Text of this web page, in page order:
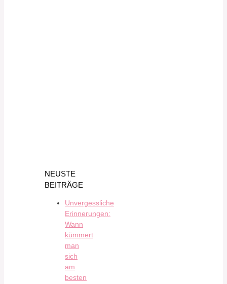
NEUSTE
BEITRÄGE
Unvergessliche
Erinnerungen:
Wann
kümmert
man
sich
am
besten